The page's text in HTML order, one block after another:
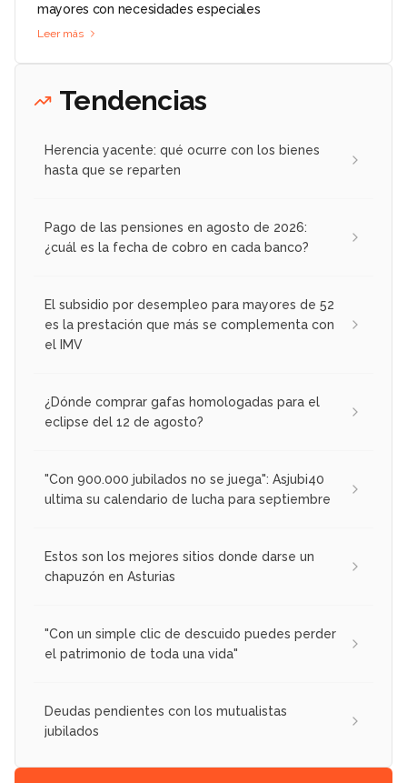
mayores con necesidades especiales
Leer más
Tendencias
Herencia yacente: qué ocurre con los bienes
hasta que se reparten
Pago de las pensiones en agosto de 2026:
¿cuál es la fecha de cobro en cada banco?
El subsidio por desempleo para mayores de 52
es la prestación que más se complementa con
el IMV
¿Dónde comprar gafas homologadas para el
eclipse del 12 de agosto?
"Con 900.000 jubilados no se juega": Asjubi40
ultima su calendario de lucha para septiembre
Estos son los mejores sitios donde darse un
chapuzón en Asturias
"Con un simple clic de descuido puedes perder
el patrimonio de toda una vida"
Deudas pendientes con los mutualistas
jubilados